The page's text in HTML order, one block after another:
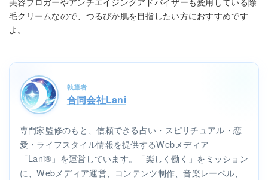
美容ブロガーやアンチエイジングアドバイザーも愛用している除
毛クリームなので、つるぴか肌を目指したい方におすすめです
よ。
執筆者
合同会社Lani
専門家監修のもと、信頼できる占い・スピリチュアル・恋
愛・ライフスタイル情報を提供するWebメディア
「Lani®」を運営しています。「楽しく働く」をミッション
に、Webメディア運営、コンテンツ制作、音楽レーベル、